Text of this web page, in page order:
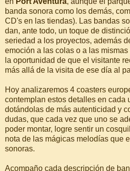
banda sonora como los demás,
CD's en las tiendas). Las bandas
dan, ante todo, un toque de
seriedad a los proyectos, además
emoción a las colas o a las
la oportunidad de que el visitante
más allá de la visita de ese día al
Hoy analizaremos 4 coasters
contemplan estos detalles en cada
dotándolas de más autenticidad y
dudas, que cada vez que uno se
poder montar, logre sentir un
nota de las mágicas melodías que
sonoras.
Acompaño cada descripción de